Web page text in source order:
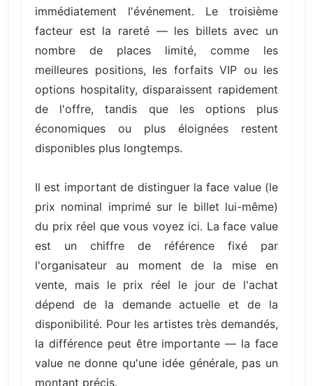
immédiatement l'événement. Le troisième
facteur est la rareté — les billets avec un
nombre de places limité, comme les
meilleures positions, les forfaits VIP ou les
options hospitality, disparaissent rapidement
de l'offre, tandis que les options plus
économiques ou plus éloignées restent
disponibles plus longtemps.
Il est important de distinguer la face value (le
prix nominal imprimé sur le billet lui-même)
du prix réel que vous voyez ici. La face value
est un chiffre de référence fixé par
l'organisateur au moment de la mise en
vente, mais le prix réel le jour de l'achat
dépend de la demande actuelle et de la
disponibilité. Pour les artistes très demandés,
la différence peut être importante — la face
value ne donne qu'une idée générale, pas un
montant précis.